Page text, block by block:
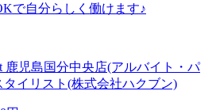
で自分らしく働けます♪
鹿児島国分中央店(アルバイト・パ
イリスト(株式会社ハクブン)